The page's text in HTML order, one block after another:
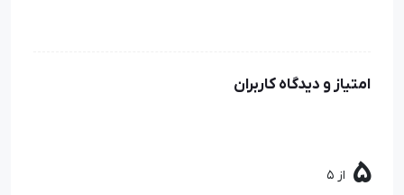
امتیاز و دیدگاه کاربران
5 از 5